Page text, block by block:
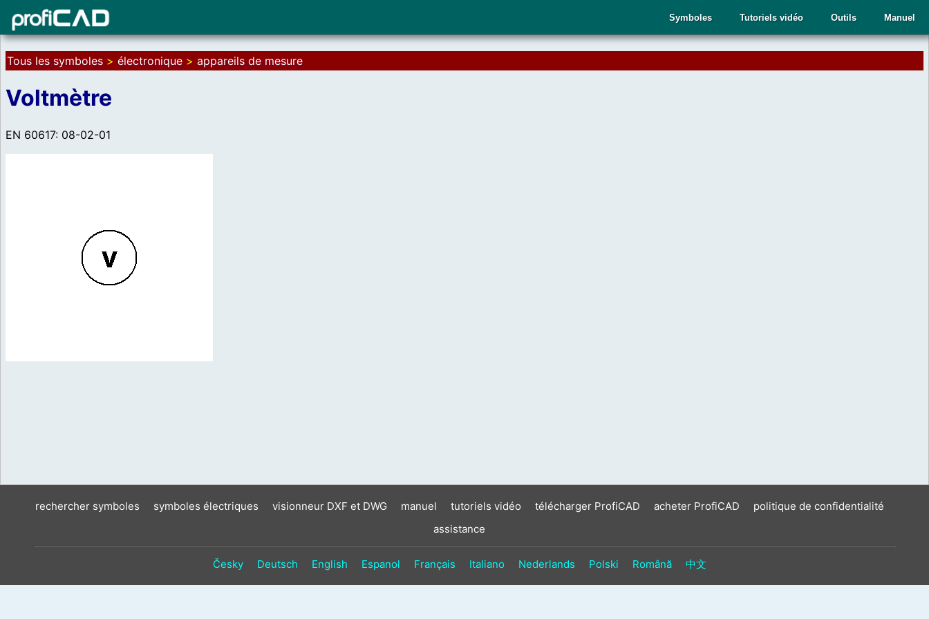
Manuel
Outils
Tutoriels vidéo
Symboles
Tous les symboles > électronique > appareils de mesure
Voltmètre
EN 60617: 08-02-01
rechercher symboles symboles électriques visionneur DXF et DWG manuel tutoriels vidéo télécharger ProfiCAD acheter ProfiCAD
politique de confidentialité
assistance
Česky Deutsch English Espanol Français Italiano Nederlands Polski Română 中文